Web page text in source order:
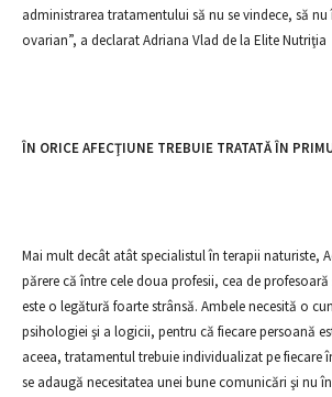
administrarea tratamentului să nu se vindece, să
ovarian”, a declarat Adriana Vlad de la Elite Nutriţia
ÎN ORICE AFECŢIUNE TREBUIE TRATATĂ ÎN
Mai mult decât atât specialistul în terapii naturiste,
părere că între cele doua profesii, cea de
este o legătură foarte strânsă. Ambele necesită o
psihologiei şi a logicii, pentru că fiecare persoană
aceea, tratamentul trebuie individualizat pe fiecare
se adaugă necesitatea unei bune comunicări şi nu